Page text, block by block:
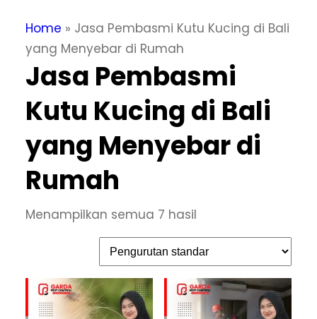
Home » Jasa Pembasmi Kutu Kucing di Bali
yang Menyebar di Rumah
Jasa Pembasmi
Kutu Kucing di Bali
yang Menyebar di
Rumah
Menampilkan semua 7 hasil